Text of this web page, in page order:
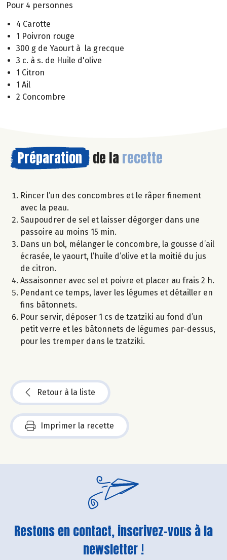
Pour 4 personnes
4 Carotte
1 Poivron rouge
300 g de Yaourt à la grecque
3 c. à s. de Huile d'olive
1 Citron
1 Ail
2 Concombre
Préparation de la recette
Rincer l’un des concombres et le râper finement
avec la peau.
Saupoudrer de sel et laisser dégorger dans une
passoire au moins 15 min.
Dans un bol, mélanger le concombre, la gousse d’ail
écrasée, le yaourt, l’huile d’olive et la moitié du jus
de citron.
Assaisonner avec sel et poivre et placer au frais 2 h.
Pendant ce temps, laver les légumes et détailler en
fins bâtonnets.
Pour servir, déposer 1 cs de tzatziki au fond d’un
petit verre et les bâtonnets de légumes par-dessus,
pour les tremper dans le tzatziki.
Retour à la liste
Imprimer la recette
Restons en contact, inscrivez-vous à la
newsletter !